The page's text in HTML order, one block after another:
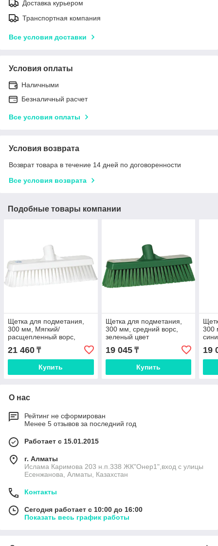
Доставка курьером
Транспортная компания
Все условия доставки
Условия оплаты
Наличными
Безналичный расчет
Все условия оплаты
Условия возврата
Возврат товара в течение 14 дней по договоренности
Все условия возврата
Подобные товары компании
Щетка для подметания,
300 мм, Мягкий/
расщепленный ворс,
белый цвет
21 460 ₸
Купить
Щетка для подметания,
300 мм, средний ворс,
зеленый цвет
19 045₸
Купить
300
19
О нас
Рейтинг не сформирован
Менее 5 отзывов за последний год
Работает с 15.01.2015
г. Алматы
Ислама Каримова 203 н.п.338 ЖК"Онер1",вход с улицы
Есенжанова, Алматы, Казахстан
Контакты
Сегодня работает с 10:00 до 16:00
Показать весь график работы